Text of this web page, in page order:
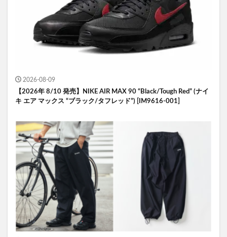
2026-08-09
【2026年 8/10 発売】NIKE AIR MAX 90 “Black/Tough Red” (ナイ
キ エア マックス “ブラック/タフレッド”) [IM9616-001]